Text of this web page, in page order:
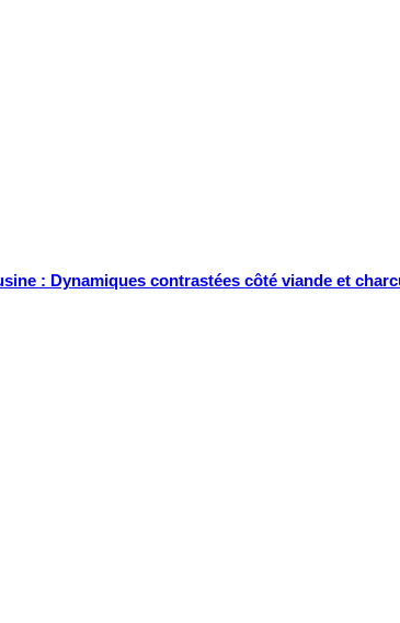
: Dynamiques contrastées côté viande et